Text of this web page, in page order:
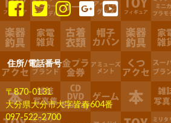
住所/電話番号
〒870-0131
大分県大分市大字皆春604番
097-522-2700